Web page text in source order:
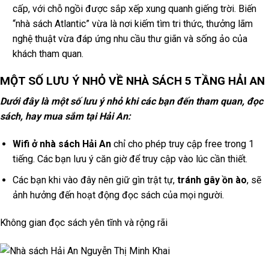
cấp, với chỗ ngồi được sắp xếp xung quanh giếng trời. Biến
“nhà sách Atlantic” vừa là nơi kiếm tìm tri thức, thưởng lãm
nghệ thuật vừa đáp ứng nhu cầu thư giãn và sống ảo của
khách tham quan.
MỘT SỐ LƯU Ý NHỎ VỀ NHÀ SÁCH 5 TẦNG HẢI AN
Dưới đây là một số lưu ý nhỏ khi các bạn đến tham quan, đọc
sách, hay mua sắm tại Hải An:
Wifi ở nhà sách Hải Anchỉ cho phép truy cập free trong 1
tiếng. Các bạn lưu ý căn giờ để truy cập vào lúc cần thiết.
Các bạn khi vào đây nên giữ gìn trật tự, tránh gây ồn ào, sẽ
ảnh hưởng đến hoạt động đọc sách của mọi người.
Không gian đọc sách yên tĩnh và rộng rãi